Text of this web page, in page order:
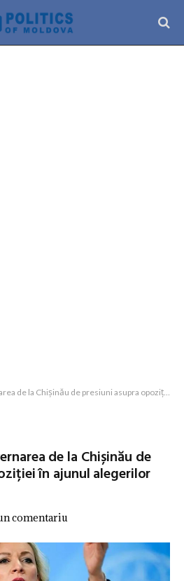
de presiuni asupra opoziției în ajunul alegerilor parlamentare
de la Chișinău de
în ajunul alegerilor
comentariu